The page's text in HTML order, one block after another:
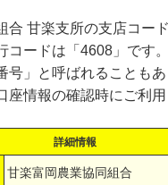
合 甘楽支所の支店コー
コードは「4608」です
号」と呼ばれることも
座情報の確認時にご利用
詳細情報
甘楽富岡農業協同組合